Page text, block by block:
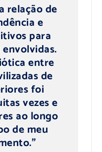
relação de
e
para
envolvidas.
entre
de
foi
vezes e
ao longo
de meu